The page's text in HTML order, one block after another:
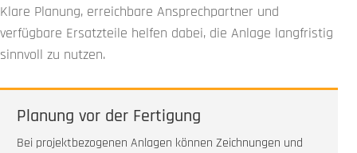
Klare Planung, erreichbare Ansprechpartner und
verfügbare Ersatzteile helfen dabei, die Anlage langfristig
sinnvoll zu nutzen.
Planung vor der Fertigung
Bei projektbezogenen Anlagen können Zeichnungen und